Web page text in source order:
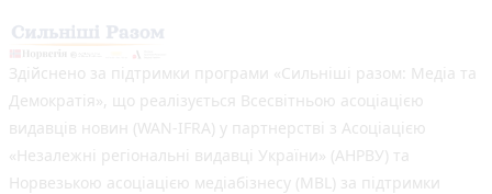
Здійснено за підтримки програми «Сильніші разом: Медіа та
Демократія», що реалізується Всесвітньою асоціацією
видавців новин (WAN-IFRA) у партнерстві з Асоціацією
«Незалежні регіональні видавці України» (АНРВУ) та
Норвезькою асоціацією медіабізнесу (MBL) за підтримки